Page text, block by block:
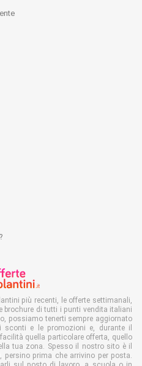
più recenti, le offerte settimanali,
brochure di tutti i punti vendita italiani
possiamo tenerti sempre aggiornato
e le promozioni e, durante il
quella particolare offerta, quello
tua zona. Spesso il nostro sito è il
prima che arrivino per posta.